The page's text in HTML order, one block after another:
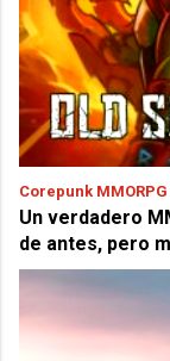
Corepunk MMORPG
Un verdadero
de antes, pero